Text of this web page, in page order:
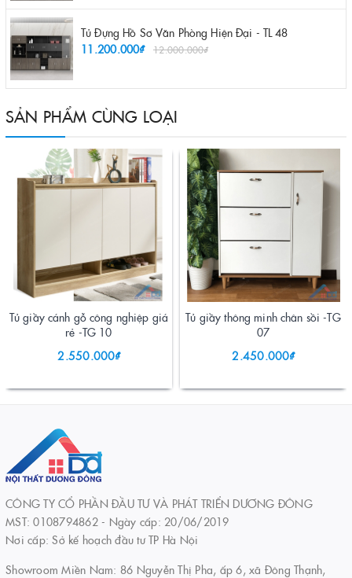
Tủ Đựng Hồ Sơ Văn Phòng Hiện Đại - TL 48
11.200.000₫
12.000.000₫
SẢN PHẨM CÙNG LOẠI
Tủ giầy cánh gỗ công nghiệp giá
rẻ -TG 10
2.550.000₫
Tủ giầy thông minh chân sồi -TG
07
2.450.000₫
CÔNG TY CỔ PHẦN ĐẦU TƯ VÀ PHÁT TRIỂN DƯƠNG ĐÔNG
MST: 0108794862 - Ngày cấp: 20/06/2019
Nơi cấp: Sở kế hoạch đầu tư TP Hà Nội
Showroom Miền Nam: 86 Nguyễn Thị Pha, ấp 6, xã Đông Thạnh,